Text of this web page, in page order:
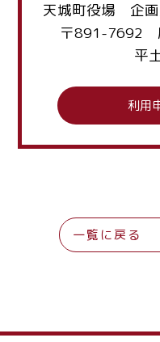
天城町役場 企
〒891-7692
平
利用
一覧に戻る